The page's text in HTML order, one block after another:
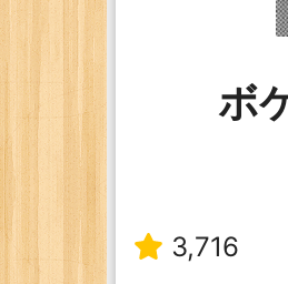
ボ
3,716